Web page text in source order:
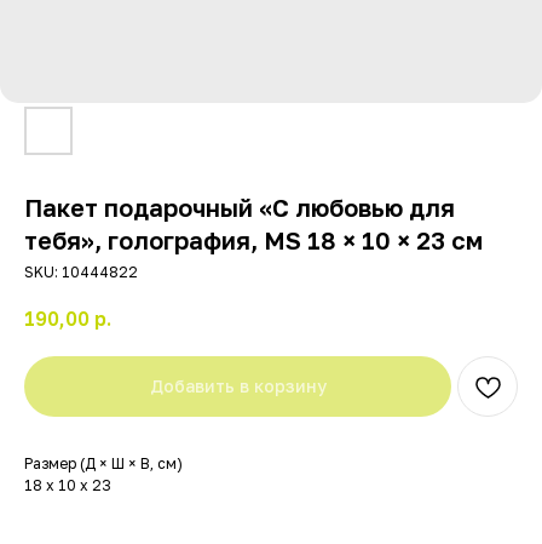
Пакет подарочный «С любовью для
тебя», голография, MS 18 × 10 × 23 см
SKU: 10444822
190,00 р.
Добавить в корзину
Размер (Д × Ш × В, см)
18 х 10 х 23